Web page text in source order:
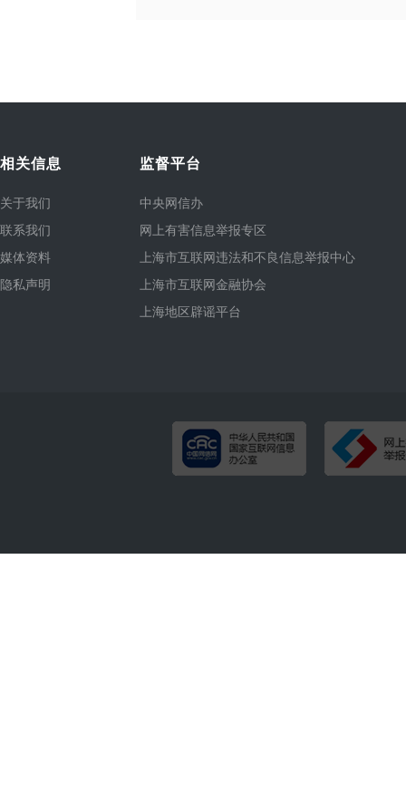
相关信息
关于我们
联系我们
媒体资料
隐私声明
监督平台
中央网信办
网上有害信息举报专区
上海市互联网违法和不良信息举报中心
上海市互联网金融协会
上海地区辟谣平台